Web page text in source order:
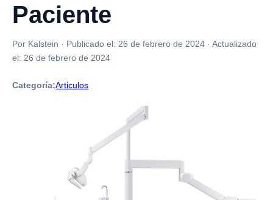
Paciente
Por Kalstein · Publicado el: 26 de febrero de 2024 · Actualizado
el: 26 de febrero de 2024
Categoría:Articulos